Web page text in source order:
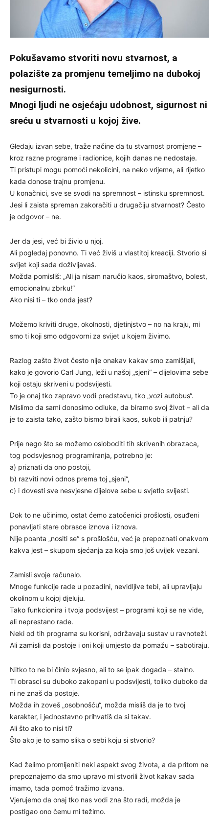
Pokušavamo stvoriti novu stvarnost, a
polazište za promjenu temeljimo na dubokoj
nesigurnosti.
Mnogi ljudi ne osjećaju udobnost, sigurnost ni
sreću u stvarnosti u kojoj žive.
Gledaju izvan sebe, traže načine da tu stvarnost promjene –
kroz razne programe i radionice, kojih danas ne nedostaje.
Ti pristupi mogu pomoći nekolicini, na neko vrijeme, ali rijetko
kada donose trajnu promjenu.
U konačnici, sve se svodi na spremnost – istinsku spremnost.
Jesi li zaista spreman zakoračiti u drugačiju stvarnost? Često
je odgovor – ne.
Jer da jesi, već bi živio u njoj.
Ali pogledaj ponovno. Ti već živiš u vlastitoj kreaciji. Stvorio si
svijet koji sada doživljavaš.
Možda pomisliš: „Ali ja nisam naručio kaos, siromaštvo, bolest,
emocionalnu zbrku!“
Ako nisi ti – tko onda jest?
Možemo kriviti druge, okolnosti, djetinjstvo – no na kraju, mi
smo ti koji smo odgovorni za svijet u kojem živimo.
Razlog zašto život često nije onakav kakav smo zamišljali,
kako je govorio Carl Jung, leži u našoj „sjeni“ – dijelovima sebe
koji ostaju skriveni u podsvijesti.
To je onaj tko zapravo vodi predstavu, tko „vozi autobus“.
Mislimo da sami donosimo odluke, da biramo svoj život – ali da
je to zaista tako, zašto bismo birali kaos, sukob ili patnju?
Prije nego što se možemo osloboditi tih skrivenih obrazaca,
tog podsvjesnog programiranja, potrebno je:
a) priznati da ono postoji,
b) razviti novi odnos prema toj „sjeni“,
c) i dovesti sve nesvjesne dijelove sebe u svjetlo svijesti.
Dok to ne učinimo, ostat ćemo zatočenici prošlosti, osuđeni
ponavljati stare obrasce iznova i iznova.
Nije poanta „nositi se“ s prošlošću, već je prepoznati onakvom
kakva jest – skupom sjećanja za koja smo još uvijek vezani.
Zamisli svoje računalo.
Mnoge funkcije rade u pozadini, nevidljive tebi, ali upravljaju
okolinom u kojoj djeluju.
Tako funkcionira i tvoja podsvijest – programi koji se ne vide,
ali neprestano rade.
Neki od tih programa su korisni, održavaju sustav u ravnoteži.
Ali zamisli da postoje i oni koji umjesto da pomažu – sabotiraju.
Nitko to ne bi činio svjesno, ali to se ipak događa – stalno.
Ti obrasci su duboko zakopani u podsvijesti, toliko duboko da
ni ne znaš da postoje.
Možda ih zoveš „osobnošću“, možda misliš da je to tvoj
karakter, i jednostavno prihvatiš da si takav.
Ali što ako to nisi ti?
Što ako je to samo slika o sebi koju si stvorio?
Kad želimo promijeniti neki aspekt svog života, a da pritom ne
prepoznajemo da smo upravo mi stvorili život kakav sada
imamo, tada pomoć tražimo izvana.
Vjerujemo da onaj tko nas vodi zna što radi, možda je
postigao ono čemu mi težimo.